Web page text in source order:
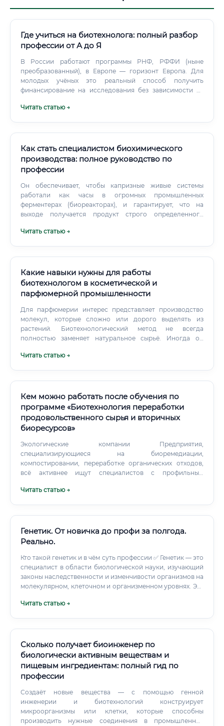
Где учиться на биотехнолога: полный разбор
профессии от А до Я
В России работают программы РНФ, РФФИ (ныне
преобразованный), в Европе — горизонт Европа. Для
молодых учёных это реальный способ получить
финансирование на исследования без зависимости от
Читать статью →
Как стать специалистом биохимического
производства: полное руководство по
профессии
Он обеспечивает, чтобы капризные живые системы
работали как часы в огромных промышленных
ферментерах (биореакторах), и гарантирует, что на
выходе получается продукт строго определенного
производственной линии Должностные обязанности
пул задач: Контроль технологического процесса:
Мониторинг ключевых параметров культивирования: pH,
температура, аэрация, концентрация питательных
веществ и метаболитов в режиме реального времени.
Управление работой биореакторов, сепараторов,
хроматографических колонок и другого сложного
оборудования.
Читать статью →
Какие навыки нужны для работы
биотехнологом в косметической и
парфюмерной промышленности
Для парфюмерии интерес представляет производство
молекул, которые сложно или дорого выделять из
растений. Биотехнологический метод не всегда
полностью заменяет натуральное сырьё. Иногда он
виды растений.
Читать статью →
Кем можно работать после обучения по
программе «Биотехнология переработки
продовольственного сырья и вторичных
биоресурсов»
Экологические компании Предприятия,
специализирующиеся на биоремедиации,
компостировании, переработке органических отходов,
всё активнее ищут специалистов с профильным
Роспотребнадзор, Россельхознадзор, региональные
Читать статью →
Генетик. От новичка до профи за полгода.
Реально.
Кто такой генетик и в чём суть профессии ✅ Генетик — это
специалист в области биологической науки, изучающий
законы наследственности и изменчивости организмов на
молекулярном, клеточном и организменном уровнях. Эта
биологии, биохимии и информационных технологий, что
структуры ДНК, механизмов передачи генетической
информации от родителей к потомству, а также в
выявлении генетических мутаций, которые могут
приводить к различным заболеваниям.
Читать статью →
Сколько получает биоинженер по
биологически активным веществам и
пищевым ингредиентам: полный гид по
профессии
Создаёт новые вещества — с помощью генной
инженерии и биотехнологий конструирует
микроорганизмы или клетки, которые способны
производить нужные соединения в промышленных